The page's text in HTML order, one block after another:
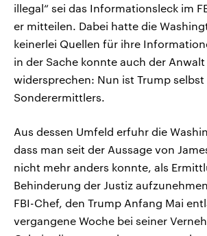
illegal“ sei das Informationsleck im
er mitteilen. Dabei hatte die
keinerlei Quellen für ihre
in der Sache konnte auch der
widersprechen: Nun ist Trump selbst
Sonderermittlers.
Aus dessen Umfeld erfuhr die
dass man seit der Aussage von
nicht mehr anders konnte, als
Behinderung der Justiz
FBI-Chef, den Trump Anfang Mai
vergangene Woche bei seiner